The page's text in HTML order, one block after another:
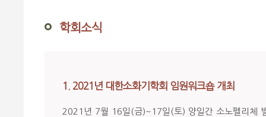
학회소식
1. 2021년 대한소화기학회 임원워크숍 개최
2021년 7월 16일(금)~17일(토) 양일간 소노펠리체